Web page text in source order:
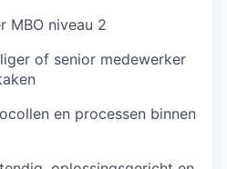
MBO niveau 2
of senior medewerker
en processen binnen